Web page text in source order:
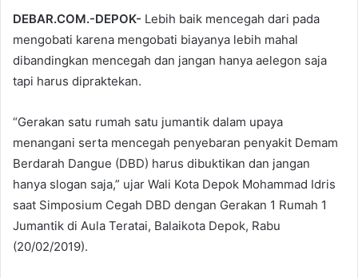
DEBAR.COM.-DEPOK- Lebih baik mencegah dari pada
mengobati karena mengobati biayanya lebih mahal
dibandingkan mencegah dan jangan hanya aelegon saja
tapi harus dipraktekan.
“Gerakan satu rumah satu jumantik dalam upaya
menangani serta mencegah penyebaran penyakit Demam
Berdarah Dangue (DBD) harus dibuktikan dan jangan
hanya slogan saja,” ujar Wali Kota Depok Mohammad Idris
saat Simposium Cegah DBD dengan Gerakan 1 Rumah 1
Jumantik di Aula Teratai, Balaikota Depok, Rabu
(20/02/2019).